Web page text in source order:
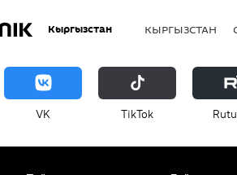
Кыргызстан КЫРГЫЗСТАН
VK ТikТоk